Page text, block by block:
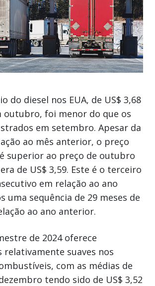
do diesel nos EUA, de US$ 3,68
outubro, foi menor do que os
em setembro. Apesar da
ao mês anterior, o preço
superior ao preço de outubro
de US$ 3,59. Este é o terceiro
em relação ao ano
uma sequência de 29 meses de
ao ano anterior.
de 2024 oferece
relativamente suaves nos
com as médias de
tendo sido de US$ 3,52